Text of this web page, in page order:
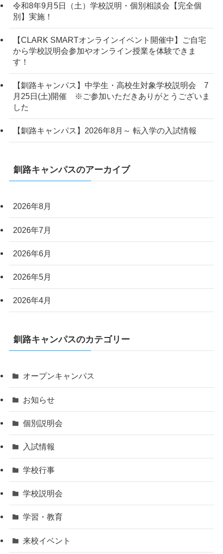
令和8年9月5日（土）学校説明・個別相談会【完全個
別】実施！
【CLARK SMARTオンラインイベント開催中】ご自宅
から学校説明会参加やオンライン授業を体験できま
す！
【釧路キャンパス】中学生・高校生対象学校説明会 7
月25日(土)開催 ※ご参加いただきありがとうございま
した
【釧路キャンパス】2026年8月～ 転入学の入試情報
釧路キャンパスのアーカイブ
2026年8月
2026年7月
2026年6月
2026年5月
2026年4月
釧路キャンパスのカテゴリー
オープンキャンパス
お知らせ
個別説明会
入試情報
学校行事
学校説明会
学習・教育
来校イベント